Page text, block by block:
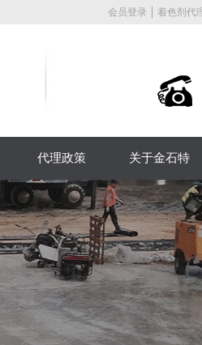
会员登录 着色剂代
代理政策 关于金石特